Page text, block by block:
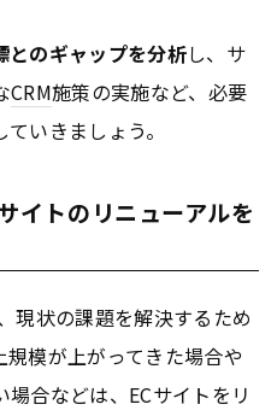
とのギャップを分析し、サ
CRM施策の実施など、必要
いきましょう。
イトのリニューアルを
現状の課題を解決するため
模が上がってきた場合や
合などは、ECサイトをリ